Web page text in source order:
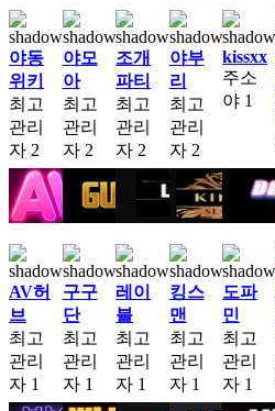
야동
위키
최고
관리
자 2
야모
아
최고
관리
자 2
조개
파티
최고
관리
자 2
야부
리
최고
관리
자 2
kissxx
주소
야 1
AV허
브
최고
관리
자 1
구구
단
최고
관리
자 1
레이
블
최고
관리
자 1
킹스
맨
최고
관리
자 1
도파
민
최고
관리
자 1